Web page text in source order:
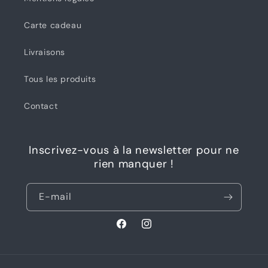
Carte cadeau
Livraisons
Tous les produits
Contact
Inscrivez-vous à la newsletter pour ne
rien manquer !
E-mail
FacebookInstagram